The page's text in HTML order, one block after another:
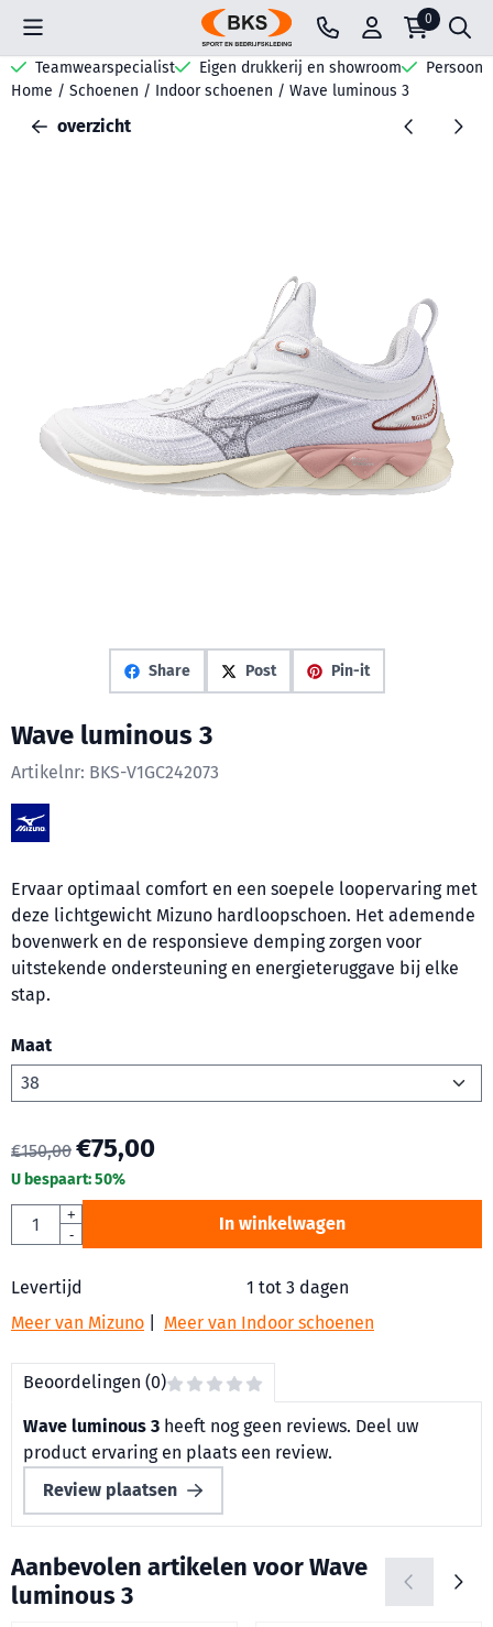
Cookievoorkeuren zijn beschikbaar. Kies instellingen of sta
0
Teamwearspecialist Eigen drukkerij en showroom
Home / Schoenen / Indoor schoenen / Wave luminous 3
overzicht
Share Post Pin-it
Wave luminous 3
Artikelnr: BKS-V1GC242073
Ervaar optimaal comfort en een soepele loopervaring met
deze lichtgewicht Mizuno hardloopschoen. Het ademende
bovenwerk en de responsieve demping zorgen voor
uitstekende ondersteuning en energieteruggave bij elke
stap.
Maat
€150,00 €75,00
U bespaart:50%
Aantal
+
-
In winkelwagen
Levertijd
1 tot 3 dagen
Meer van Mizuno
Meer van Indoor schoenen
Beoordelingen (0)
Wave luminous 3 heeft nog geen reviews. Deel uw
product ervaring en plaats een review.
Review plaatsen
Aanbevolen artikelen voorWave
luminous 3